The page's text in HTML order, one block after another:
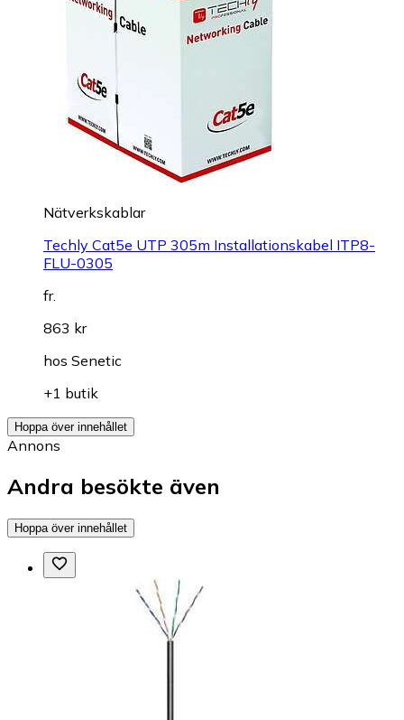
Nätverkskablar
Techly Cat5e UTP 305m Installationskabel ITP8-
FLU-0305
fr.
863 kr
hos Senetic
+1 butik
Hoppa över innehållet
Annons
Andra besökte även
Hoppa över innehållet